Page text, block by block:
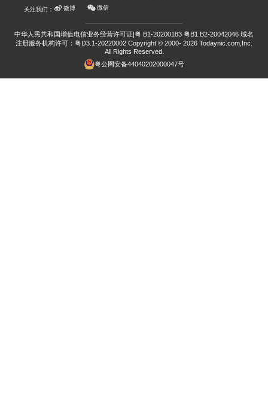
关注我们： 微博 微信
中华人民共和国增值电信业务经营许可证|粤 B1-20200183 粤B1.B2-20042046 域名
注册服务机构许可：粤D3.1-20220002 Copyright © 2000- 2026 Todaynic.com,Inc.
All Rights Reserved.
粤公网安备44040202000047号